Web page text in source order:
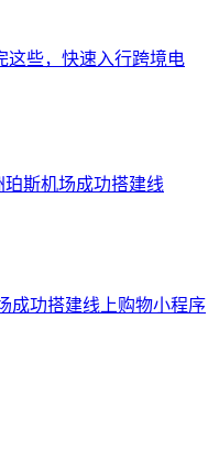
这些，快速入行跨境电
成功搭建线上购物小程序